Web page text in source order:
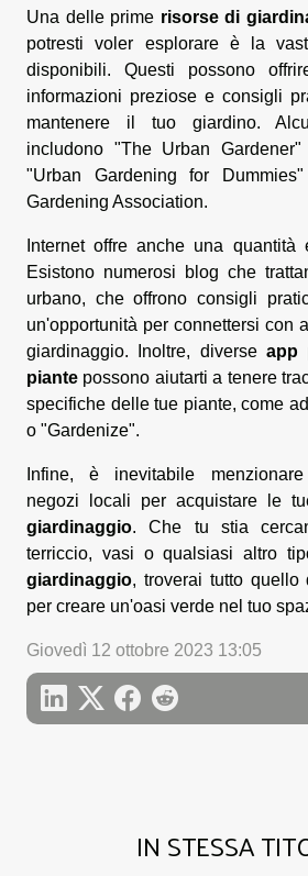
Una delle prime risorse di
potresti voler esplorare è la
disponibili. Questi possono
informazioni preziose e consigli
mantenere il tuo giardino.
includono "The Urban
"Urban Gardening for
Gardening Association.
Internet offre anche una quantità
Esistono numerosi blog che
urbano, che offrono consigli
un'opportunità per connettersi con
giardinaggio. Inoltre, diverse app
piante possono aiutarti a tenere
specifiche delle tue piante, come
o "Gardenize".
Infine, è inevitabile
negozi locali per acquistare le
giardinaggio. Che tu stia
terriccio, vasi o qualsiasi altro
giardinaggio, troverai tutto
per creare un'oasi verde nel tuo
Giovedì 12 ottobre 2023 13:05
IN STESSA